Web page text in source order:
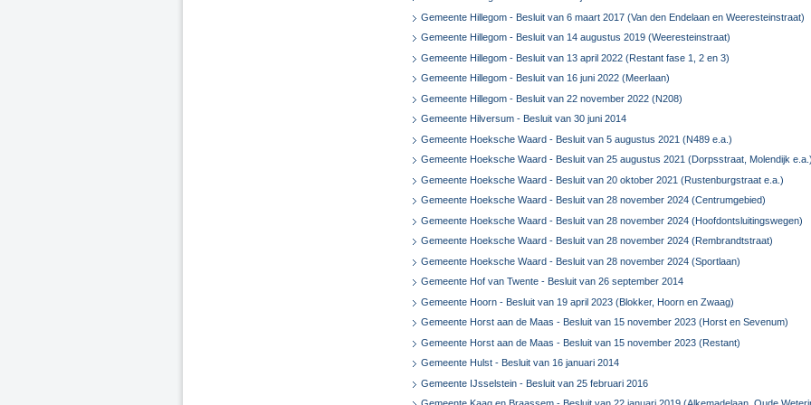
Gemeente Hillegom - Besluit van 6 maart 2017 (Van den Endelaan en Weeresteinstraat)
Gemeente Hillegom - Besluit van 14 augustus 2019 (Weeresteinstraat)
Gemeente Hillegom - Besluit van 13 april 2022 (Restant fase 1, 2 en 3)
Gemeente Hillegom - Besluit van 16 juni 2022 (Meerlaan)
Gemeente Hillegom - Besluit van 22 november 2022 (N208)
Gemeente Hilversum - Besluit van 30 juni 2014
Gemeente Hoeksche Waard - Besluit van 5 augustus 2021 (N489 e.a.)
Gemeente Hoeksche Waard - Besluit van 25 augustus 2021 (Dorpsstraat, Molendijk e.a.)
Gemeente Hoeksche Waard - Besluit van 20 oktober 2021 (Rustenburgstraat e.a.)
Gemeente Hoeksche Waard - Besluit van 28 november 2024 (Centrumgebied)
Gemeente Hoeksche Waard - Besluit van 28 november 2024 (Hoofdontsluitingswegen)
Gemeente Hoeksche Waard - Besluit van 28 november 2024 (Rembrandtstraat)
Gemeente Hoeksche Waard - Besluit van 28 november 2024 (Sportlaan)
Gemeente Hof van Twente - Besluit van 26 september 2014
Gemeente Hoorn - Besluit van 19 april 2023 (Blokker, Hoorn en Zwaag)
Gemeente Horst aan de Maas - Besluit van 15 november 2023 (Horst en Sevenum)
Gemeente Horst aan de Maas - Besluit van 15 november 2023 (Restant)
Gemeente Hulst - Besluit van 16 januari 2014
Gemeente IJsselstein - Besluit van 25 februari 2016